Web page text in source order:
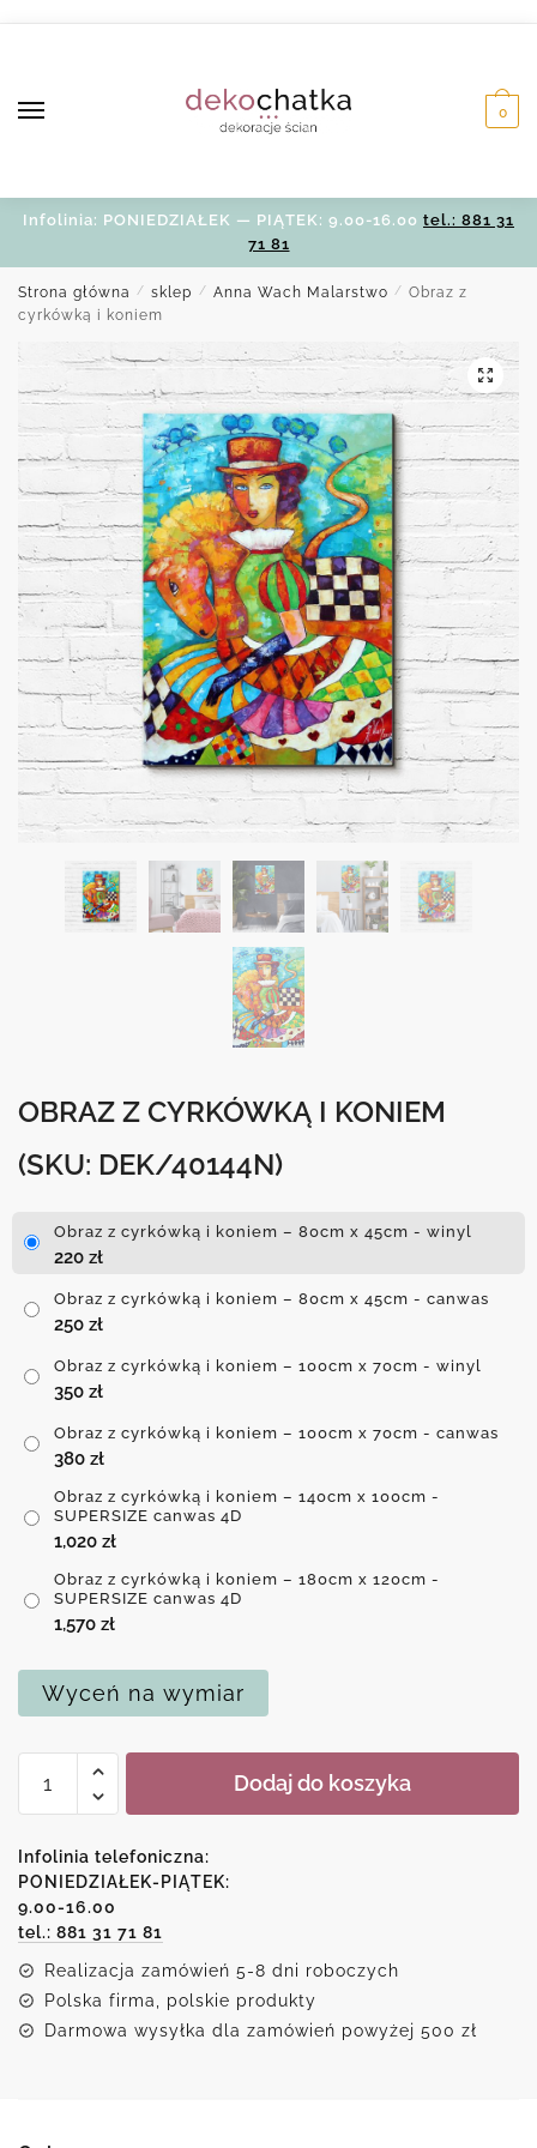
0
Infolinia: PONIEDZIAŁEK — PIĄTEK: 9.00-16.00 tel.: 881 31
71 81
Strona główna / sklep / Anna Wach Malarstwo / Obraz z
cyrkówką i koniem
OBRAZ Z CYRKÓWKĄ I KONIEM
(SKU: DEK/40144N)
Obraz z cyrkówką i koniem – 80cm x 45cm - winyl
220 zł
Obraz z cyrkówką i koniem – 80cm x 45cm - canwas
250 zł
Obraz z cyrkówką i koniem – 100cm x 70cm - winyl
350 zł
Obraz z cyrkówką i koniem – 100cm x 70cm - canwas
380 zł
Obraz z cyrkówką i koniem – 140cm x 100cm -
SUPERSIZE canwas 4D
1,020 zł
Obraz z cyrkówką i koniem – 180cm x 120cm -
SUPERSIZE canwas 4D
1,570 zł
Wyceń na wymiar
Obraz
cyrkówką
i
koniem
Dodaj do koszyka
Infolinia telefoniczna:
PONIEDZIAŁEK-PIĄTEK:
9.00-16.00
tel.: 881 31 71 81
Realizacja zamówień 5-8 dni roboczych
Polska firma, polskie produkty
Darmowa wysyłka dla zamówień powyżej 500 zł